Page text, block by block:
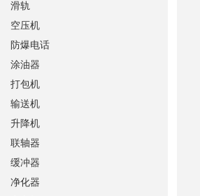
滑轨
空压机
防爆电话
涂油器
打包机
输送机
升降机
联轴器
缓冲器
净化器